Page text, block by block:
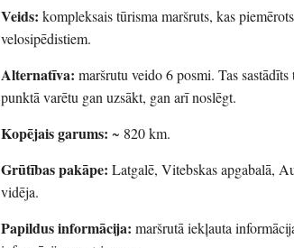
Veids: kompleksais tūrisma maršruts, kas
velosipēdistiem.
Alternatīva: maršrutu veido 6 posmi. Tas
punktā varētu gan uzsākt, gan arī noslēgt.
Kopējais garums: ~ 820 km.
Grūtības pakāpe: Latgalē, Vitebskas apgabalā,
vidēja.
Papildus informācija: maršrutā iekļauta